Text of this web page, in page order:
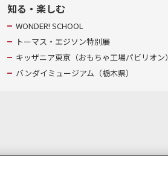
知る・楽しむ
WONDER! SCHOOL
トーマス・エジソン特別展
キッザニア東京（おもちゃ工場パビリオン）​
バンダイミュージアム（栃木県）